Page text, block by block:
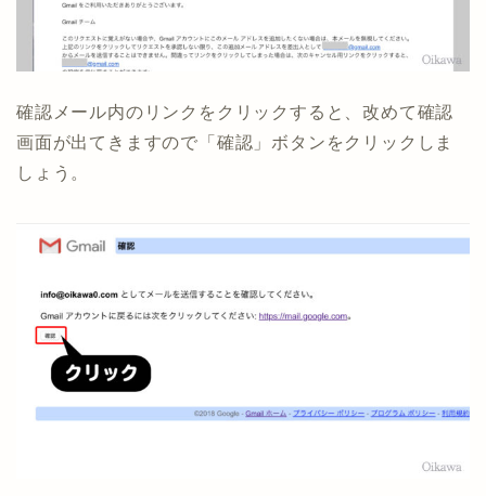
確認メール内のリンクをクリックすると、改めて確認
画面が出てきますので「確認」ボタンをクリックしま
しょう。